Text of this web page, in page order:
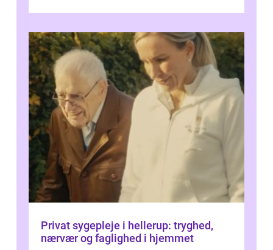
Privat sygepleje i hellerup: tryghed,
nærvær og faglighed i hjemmet